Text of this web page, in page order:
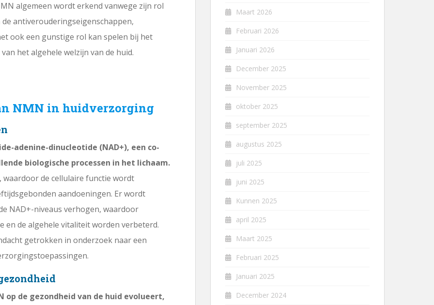
algemeen wordt erkend vanwege zijn rol
antiverouderingseigenschappen,
ook een gunstige rol kan spelen bij het
het algehele welzijn van de huid.
NMN in huidverzorging
adenine-dinucleotide (NAD+), een co-
biologische processen in het lichaam.
waardoor de cellulaire functie wordt
aandoeningen. Er wordt
NAD+-niveaus verhogen, waardoor
en de algehele vitaliteit worden verbeterd.
getrokken in onderzoek naar een
op de gezondheid van de huid evolueert,
Maart 2026
Februari 2026
Januari 2026
December 2025
November 2025
oktober 2025
september 2025
augustus 2025
juli 2025
juni 2025
Kunnen 2025
april 2025
Maart 2025
Februari 2025
Januari 2025
December 2024